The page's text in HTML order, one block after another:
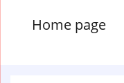
Home page